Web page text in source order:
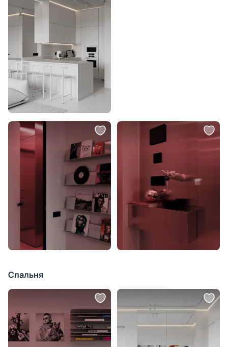
Прихожая
Спальня